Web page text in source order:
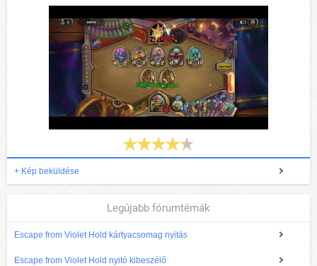
+ Kép beküldése
Legújabb fórumtémák
Escape from Violet Hold kártyacsomag nyitás
Escape from Violet Hold nyitó kibeszélő